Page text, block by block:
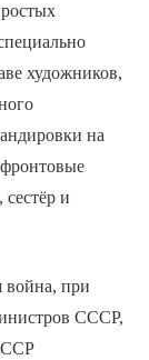
художников,
на
и
война, при
СССР,